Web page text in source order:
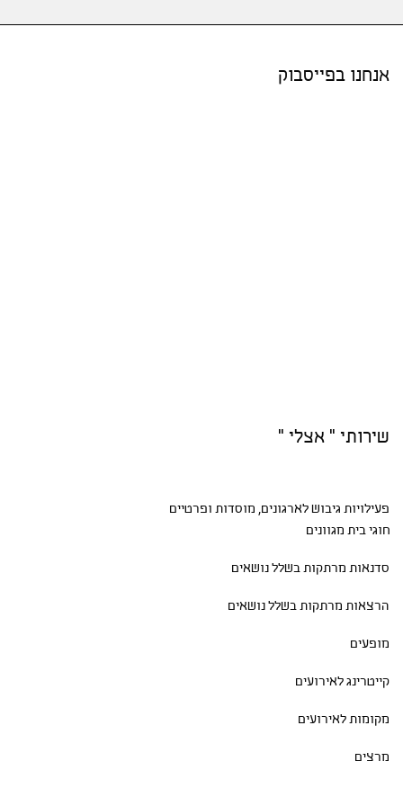
אנחנו בפייסבוק
שירותי " אצלי "
פעילויות גיבושלארגונים, מוסדות ופרטיים
חוגי בית מגוונים
סדנאות מרתקות בשלל נושאים
הרצאות מרתקות בשלל נושאים
מופעים
קייטרינג לאירועים
מקומות לאירועים
מרצים